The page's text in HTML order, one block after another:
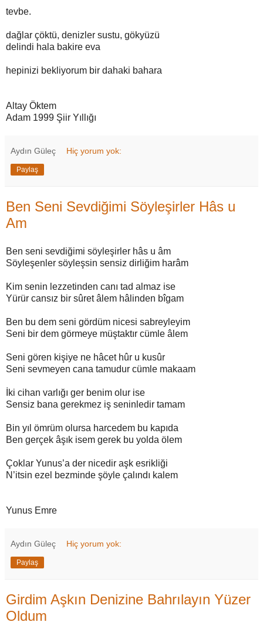
tevbe.
dağlar çöktü, denizler sustu, gökyüzü
delindi hala bakire eva
hepinizi bekliyorum bir dahaki bahara
Altay Öktem
Adam 1999 Şiir Yıllığı
Aydın Güleç Hiç yorum yok:
Paylaş
Ben Seni Sevdiğimi Söyleşirler Hâs u
Am
Ben seni sevdiğimi söyleşirler hâs u âm
Söyleşenler söyleşsin sensiz dirliğim harâm
Kim senin lezzetinden canı tad almaz ise
Yürür cansız bir sûret âlem hâlinden bîgam
Ben bu dem seni gördüm nicesi sabreyleyim
Seni bir dem görmeye müştaktır cümle âlem
Seni gören kişiye ne hâcet hûr u kusûr
Seni sevmeyen cana tamudur cümle makaam
İki cihan varlığı ger benim olur ise
Sensiz bana gerekmez iş seninledir tamam
Bin yıl ömrüm olursa harcedem bu kapıda
Ben gerçek âşık isem gerek bu yolda ölem
Çoklar Yunus’a der nicedir aşk esrikliği
N’itsin ezel bezminde şöyle çalındı kalem
Yunus Emre
Aydın Güleç Hiç yorum yok:
Paylaş
Girdim Aşkın Denizine Bahrılayın Yüzer
Oldum